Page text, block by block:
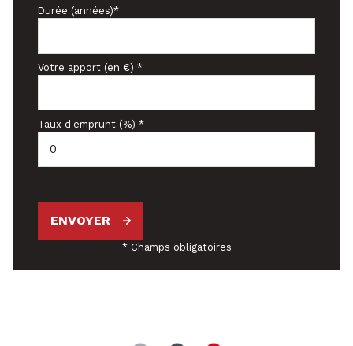
Durée (années)*
Votre apport (en €) *
Taux d'emprunt (%) *
ENVOYER
* Champs obligatoires